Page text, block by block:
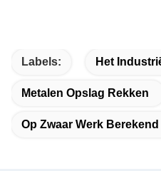
Labels: Het
Metalen Opslag Rekken
Op Zwaar Werk